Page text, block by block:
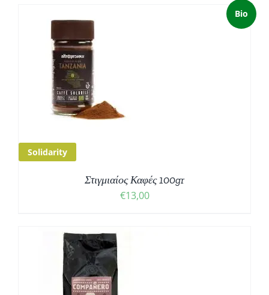
Bio
Solidarity
Στιγμιαίος Καφές 100gr
€13,00